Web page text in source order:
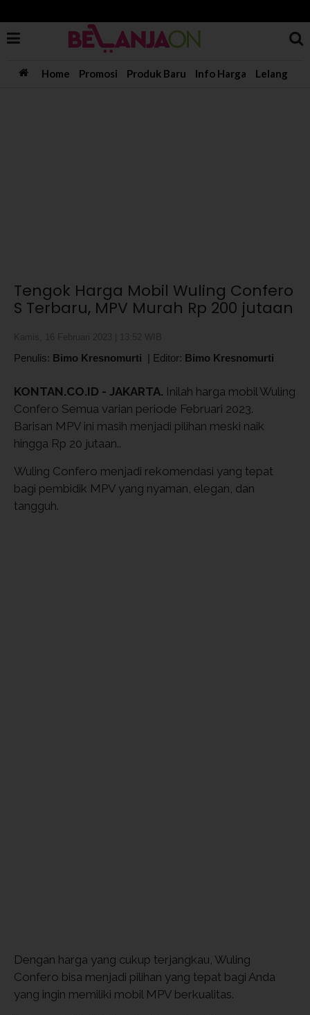
Home Promosi Produk Baru Info Harga Lelang
Tengok Harga Mobil Wuling Confero
S Terbaru, MPV Murah Rp 200 jutaan
Penulis: Bimo Kresnomurti | Editor: Bimo Kresnomurti
KONTAN.CO.ID - JAKARTA. Inilah harga mobil Wuling
Confero Semua varian periode Februari 2023.
Barisan MPV ini masih menjadi pilihan meski naik
hingga Rp 20 jutaan..
Wuling Confero menjadi rekomendasi yang tepat
bagi pembidik MPV yang nyaman, elegan, dan
tangguh.
Dengan harga yang cukup terjangkau, Wuling
Confero bisa menjadi pilihan yang tepat bagi Anda
yang ingin memiliki mobil MPV berkualitas.